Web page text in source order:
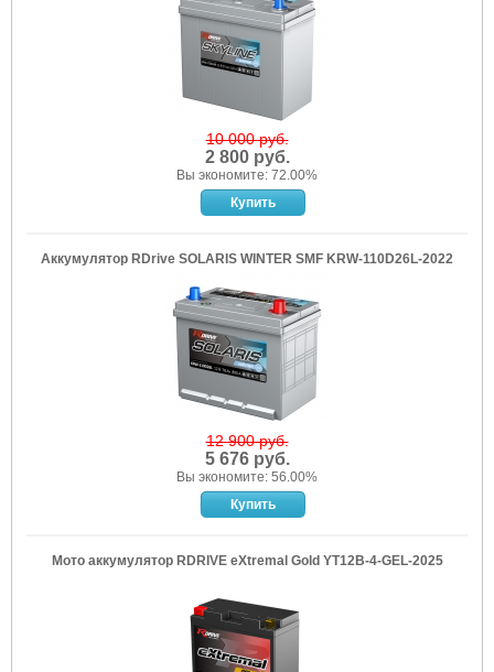
10 000 руб.
2 800 руб.
Вы экономите: 72.00%
Аккумулятор RDrive SOLARIS WINTER SMF KRW-110D26L-2022
12 900 руб.
5 676 руб.
Вы экономите: 56.00%
Мото аккумулятор RDRIVE eXtremal Gold YT12B-4-GEL-2025